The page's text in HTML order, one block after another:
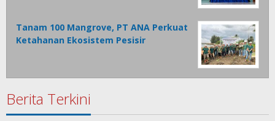
Tanam 100 Mangrove, PT ANA Perkuat
Ketahanan Ekosistem Pesisir
Berita Terkini